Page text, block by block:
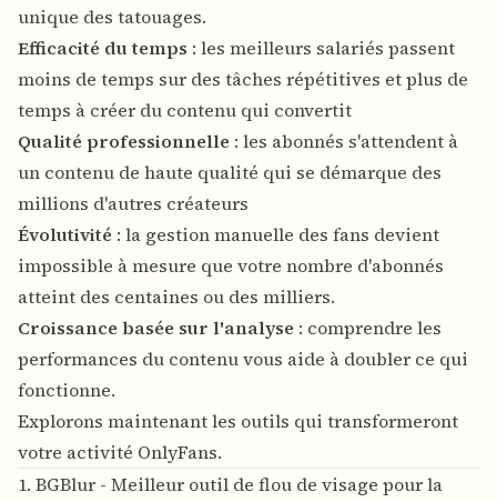
unique des tatouages.
Efficacité du temps : les meilleurs salariés passent
moins de temps sur des tâches répétitives et plus de
temps à créer du contenu qui convertit
Qualité professionnelle : les abonnés s'attendent à
un contenu de haute qualité qui se démarque des
millions d'autres créateurs
Évolutivité : la gestion manuelle des fans devient
impossible à mesure que votre nombre d'abonnés
atteint des centaines ou des milliers.
Croissance basée sur l'analyse : comprendre les
performances du contenu vous aide à doubler ce qui
fonctionne.
Explorons maintenant les outils qui transformeront
votre activité OnlyFans.
1. BGBlur - Meilleur outil de flou de visage pour la